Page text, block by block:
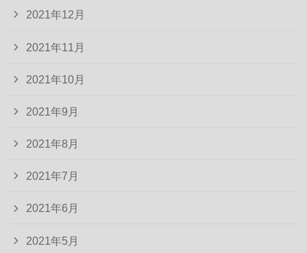
2021年12月
2021年11月
2021年10月
2021年9月
2021年8月
2021年7月
2021年6月
2021年5月